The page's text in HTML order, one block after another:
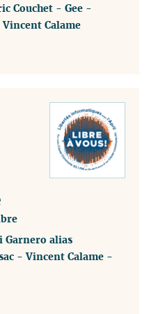
Couchet -Gee -
Vincent Calame
Garnero alias
-Vincent Calame -